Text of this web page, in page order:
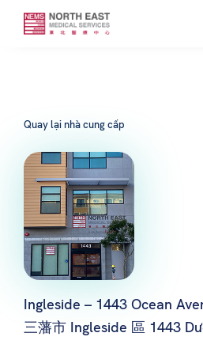
Quay lại nhà cung cấp
Ingleside – 1443 Ocean
三藩市 Ingleside 區 1443